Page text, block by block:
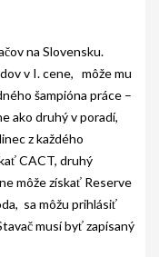
na Slovensku.
v I. cene, môže mu
šampióna práce –
ako druhý v poradí,
z každého
CACT, druhý
môže získať Reserve
sa môžu prihlásiť
musí byť zapísaný